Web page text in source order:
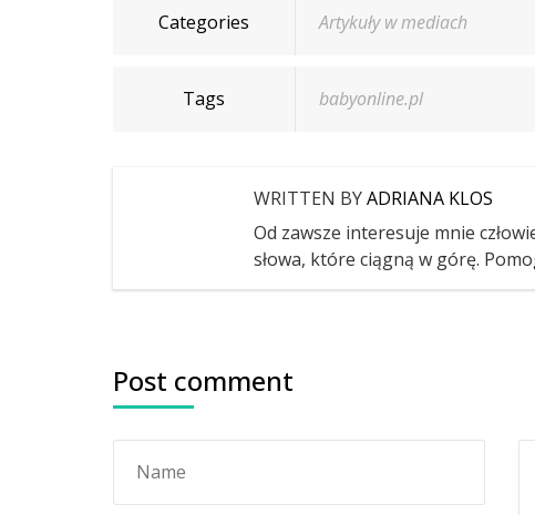
Categories Artykuły w mediach
Tags babyonline.pl
WRITTEN BYADRIANA KLOS
Od zawsze interesuje mnie
słowa, które ciągną w górę.
Post comment